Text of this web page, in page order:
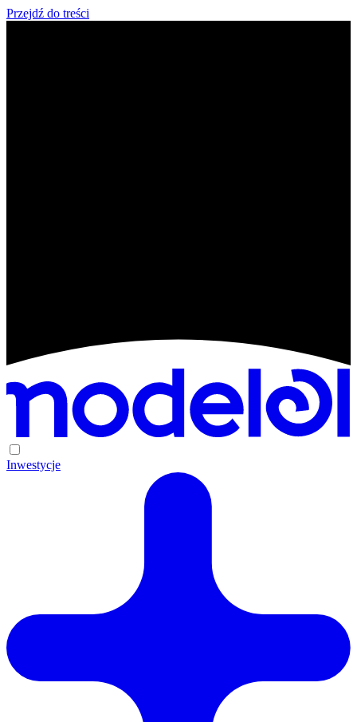
Przejdź do treści
Inwestycje